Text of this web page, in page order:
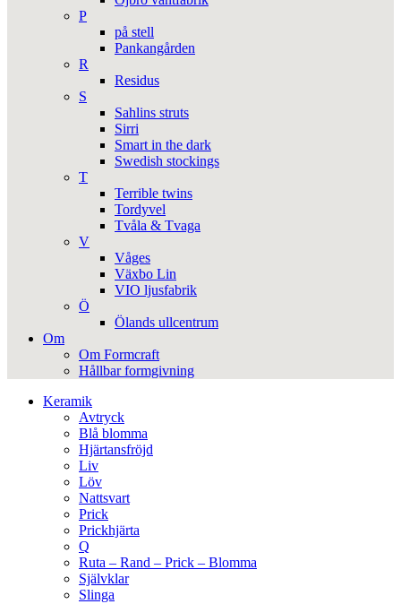
P
på stell
Pankangården
R
Residus
S
Sahlins struts
Sirri
Smart in the dark
Swedish stockings
T
Terrible twins
Tordyvel
Tvåla & Tvaga
V
Våges
Växbo Lin
VIO ljusfabrik
Ö
Ölands ullcentrum
Om
Om Formcraft
Hållbar formgivning
Keramik
Avtryck
Blå blomma
Hjärtansfröjd
Liv
Löv
Nattsvart
Prick
Prickhjärta
Q
Ruta – Rand – Prick – Blomma
Självklar
Slinga